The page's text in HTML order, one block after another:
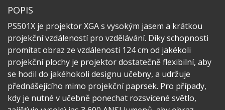
POPIS
PS501X je projektor XGA s vysokým jasem a krátkou
projekční vzdáleností pro vzdělávání. Díky schopnosti
promítat obraz ze vzdálenosti 124 cm od jakékoli
projekční plochy je projektor dostatečně flexibilní, aby
se hodil do jakéhokoli designu učebny, a udržuje
přednášejícího mimo projekční paprsek. Pro případy,
kdy je nutné v učebně ponechat rozsvícené světlo,